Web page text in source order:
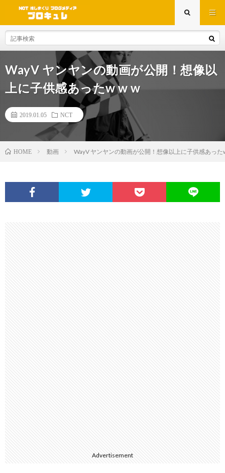
WayV ヤンヤンの動画が公開！想像以
上に子供感あったw w w
2019.01.05 NCT
HOME 動画 WayV ヤンヤンの動画が公開！想像以上に子供感あった
Advertisement